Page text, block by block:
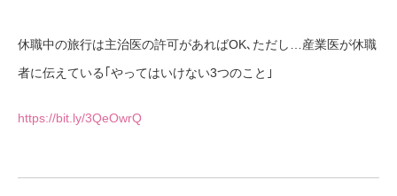
休職中の旅行は主治医の許可があればOK､ただし…産業医が休職
者に伝えている｢やってはいけない3つのこと｣
https://bit.ly/3QeOwrQ